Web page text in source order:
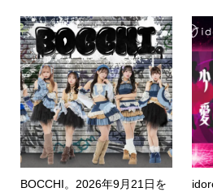
BOCCHI。2026年9月21日を